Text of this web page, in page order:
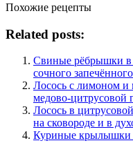
Похожие рецепты
Related posts:
Свиные рёбрышки в
сочного
Лосось с лимоном и
медово-цитрусовой
Лосось в
на сковороде и в
Куриные крылышки